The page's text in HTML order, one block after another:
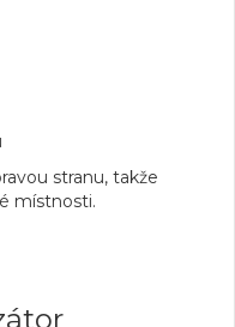
stranu, takže
místnosti.